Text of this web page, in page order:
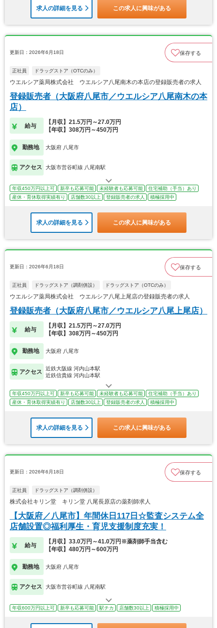
求人の詳細を見る この求人に興味がある
更新日：2026年6月18日 保存する
正社員 ドラッグストア（OTCのみ）
ウエルシア薬局株式会社 ウエルシア八尾南木の本店の登録販売者の求人
登録販売者（大阪府八尾市／ウエルシア八尾南木の本
店）
給与
【月収】21.5万円～27.0万円
【年収】308万円～450万円
勤務地 大阪府 八尾市
アクセス 大阪市営谷町線 八尾南駅
年収450万円以上可 新卒も応募可能 未経験者も応募可能
住宅補助（手当）あり
産休・育休取得実績有り
店舗数30以上 登録販売者の求人 積極採用中
求人の詳細を見る この求人に興味がある
更新日：2026年6月18日 保存する
正社員 ドラッグストア（調剤併設） ドラッグストア（OTCのみ）
ウエルシア薬局株式会社 ウエルシア八尾上尾店の登録販売者の求人
登録販売者（大阪府八尾市／ウエルシア八尾上尾店）
給与
【月収】21.5万円～27.0万円
【年収】308万円～450万円
勤務地 大阪府 八尾市
アクセス
近鉄大阪線 河内山本駅
近鉄信貴線 河内山本駅
年収450万円以上可 新卒も応募可能 未経験者も応募可能
住宅補助（手当）あり
産休・育休取得実績有り
店舗数30以上 登録販売者の求人 積極採用中
求人の詳細を見る この求人に興味がある
更新日：2026年6月18日 保存する
正社員 ドラッグストア（調剤併設）
株式会社キリン堂 キリン堂 八尾長原店の薬剤師求人
【大阪府／八尾市】年間休日117日☆監査システム全
店舗設置◎福利厚生・育児支援制度充実！
給与
【月収】33.0万円～41.0万円※薬剤師手当含む
【年収】480万円～600万円
勤務地 大阪府 八尾市
アクセス 大阪市営谷町線 八尾南駅
年収600万円以上可 新卒も応募可能 駅チカ 店舗数30以上 積極採用中